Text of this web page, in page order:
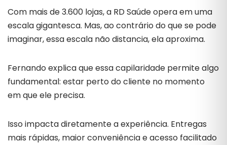
Com mais de 3.600 lojas, a RD Saúde opera em uma
escala gigantesca. Mas, ao contrário do que se pode
imaginar, essa escala não distancia, ela aproxima.
Fernando explica que essa capilaridade permite algo
fundamental: estar perto do cliente no momento
em que ele precisa.
Isso impacta diretamente a experiência. Entregas
mais rápidas, maior conveniência e acesso facilitado